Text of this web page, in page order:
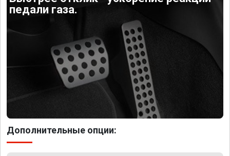
педали газа.
Дополнительные опции: